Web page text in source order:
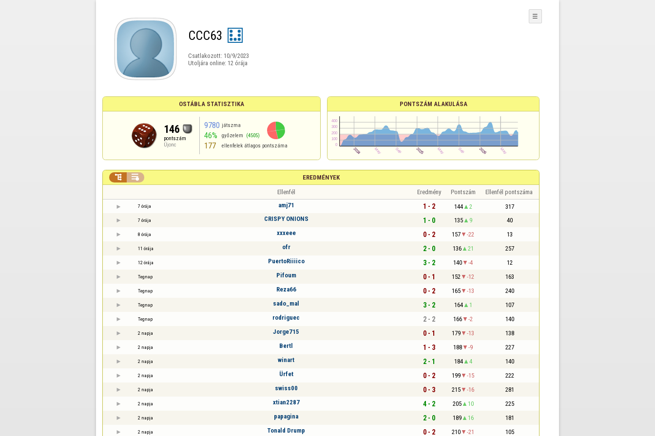
CCC63
Csatlakozott: 10/9/2023
Utoljára online: 12 órája
☰
OSTÁBLA STATISZTIKA
146
pontszám
Újonc
9780 játszma
46% győzelem (4505)
177 ellenfelek átlagos pontszáma
PONTSZÁM ALAKULÁSA
EREDMÉNYEK
 
Ellenfél Eredmény Pontszám Ellenfél pontszáma
7 órája amj71 1 - 2 144 2 317
7 órája CRISPY ONIONS 1 - 0 135 9 40
8 órája xxxeee 0 - 2 157 -22 13
11 órája ofr 2 - 0 136 21 257
12 órája PuertoRiiiico 3 - 2 140 -4 12
Tegnap Pifoum 0 - 1 152 -12 163
Tegnap Reza66 0 - 2 165 -13 240
Tegnap sado_mal 3 - 2 164 1 107
Tegnap rodriguec 2 - 2 166 -2 140
2 napja Jorge715 0 - 1 179 -13 138
2 napja Bertl 1 - 3 188 -9 227
2 napja winart 2 - 1 184 4 140
2 napja Ürfet 0 - 2 199 -15 222
2 napja swiss00 0 - 3 215 -16 281
2 napja xtian2287 4 - 2 205 10 225
2 napja papagina 2 - 0 189 16 181
2 napja Tonald Drump 0 - 2 210 -21 105